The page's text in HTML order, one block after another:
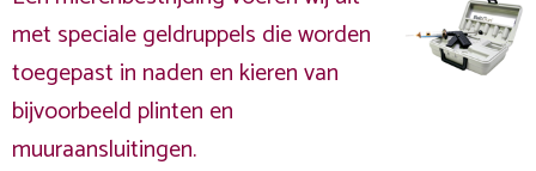
met speciale geldruppels die worden
toegepast in naden en kieren van
bijvoorbeeld plinten en
muuraansluitingen.